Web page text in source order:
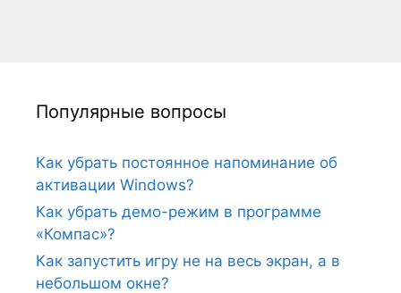
Популярные вопросы
Как убрать постоянное напоминание об
активации Windows?
Как убрать демо-режим в программе
«Компас»?
Как запустить игру не на весь экран, а в
небольшом окне?